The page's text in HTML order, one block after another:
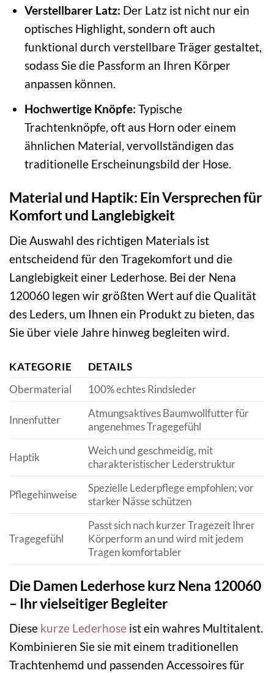
Verstellbarer Latz: Der Latz ist nicht nur ein
optisches Highlight, sondern oft auch
funktional durch verstellbare Träger gestaltet,
sodass Sie die Passform an Ihren Körper
anpassen können.
Hochwertige Knöpfe: Typische
Trachtenknöpfe, oft aus Horn oder einem
ähnlichen Material, vervollständigen das
traditionelle Erscheinungsbild der Hose.
Material und Haptik: Ein Versprechen für
Komfort und Langlebigkeit
Die Auswahl des richtigen Materials ist
entscheidend für den Tragekomfort und die
Langlebigkeit einer Lederhose. Bei der Nena
120060 legen wir größten Wert auf die Qualität
des Leders, um Ihnen ein Produkt zu bieten, das
Sie über viele Jahre hinweg begleiten wird.
KATEGORIE
DETAILS
Obermaterial
100% echtes Rindsleder
Innenfutter
Atmungsaktives Baumwollfutter für
angenehmes Tragegefühl
Haptik
Weich und geschmeidig, mit
charakteristischer Lederstruktur
Pflegehinweise
Spezielle Lederpflege empfohlen; vor
starker Nässe schützen
Tragegefühl
Passt sich nach kurzer Tragezeit Ihrer
Körperform an und wird mit jedem
Tragen komfortabler
Die Damen Lederhose kurz Nena 120060
– Ihr vielseitiger Begleiter
Diese kurze Lederhose ist ein wahres Multitalent.
Kombinieren Sie sie mit einem traditionellen
Trachtenhemd und passenden Accessoires für